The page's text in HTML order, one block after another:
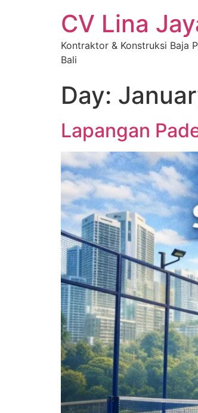
CV Lina
Kontraktor & Konstruksi Baja
Bali
Day:
Lapangan